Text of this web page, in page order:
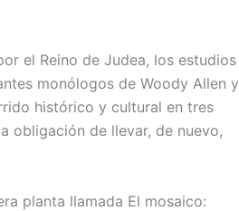
el Reino de Judea, los estudios
monólogos de Woody Allen y
histórico y cultural en tres
obligación de llevar, de nuevo,
planta llamada El mosaico: